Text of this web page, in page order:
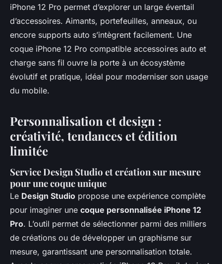
iPhone 12 Pro permet d’explorer un large éventail
d’accessoires. Aimants, portefeuilles, anneaux, ou
encore supports auto s’intègrent facilement. Une
coque iPhone 12 Pro compatible accessoires auto et
charge sans fil ouvre la porte à un écosystème
évolutif et pratique, idéal pour moderniser son usage
du mobile.
Personnalisation et design :
créativité, tendances et édition
limitée
Service Design Studio et création sur mesure
pour une coque unique
Le Design Studio propose une expérience complète
pour imaginer une coque personnalisée iPhone 12
Pro. L’outil permet de sélectionner parmi des milliers
de créations ou de développer un graphisme sur
mesure, garantissant une personnalisation totale.